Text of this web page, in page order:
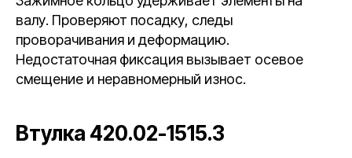
валу. Проверяют посадку, следы
проворачивания и деформацию.
Недостаточная фиксация вызывает осевое
смещение и неравномерный износ.
Втулка 420.02-1515.3